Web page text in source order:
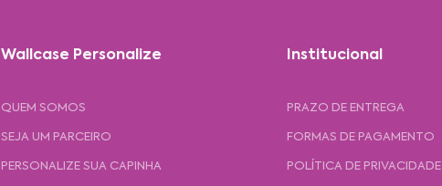
Wallcase Personalize
QUEM SOMOS
SEJA UM PARCEIRO
PERSONALIZE SUA CAPINHA
Institucional
PRAZO DE ENTREGA
FORMAS DE PAGAMENTO
POLÍTICA DE PRIVACIDADE